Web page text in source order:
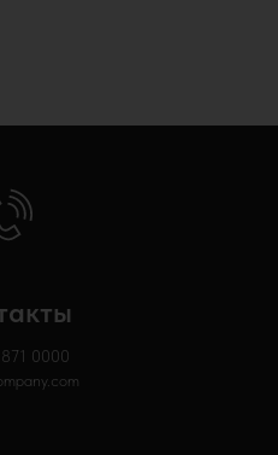
0000